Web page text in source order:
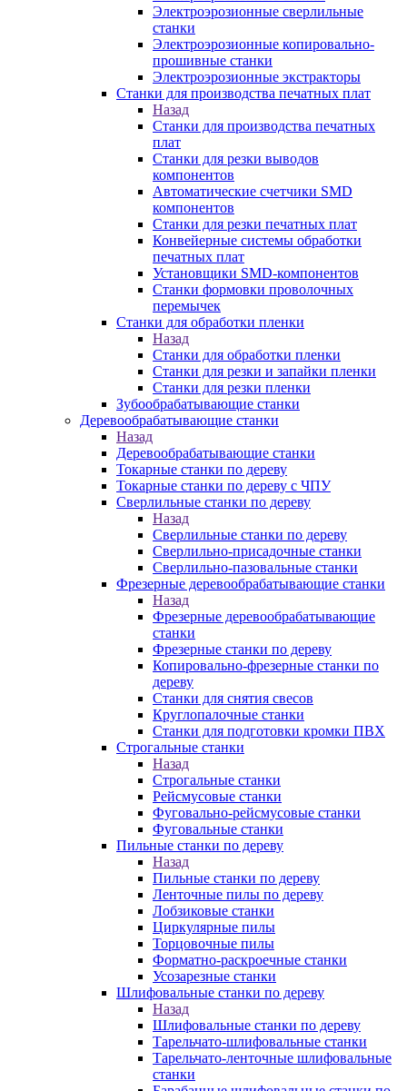
Электроэрозионные сверлильные
станки
Электроэрозионные копировально-
прошивные станки
Электроэрозионные экстракторы
Станки для производства печатных плат
Назад
Станки для производства печатных
плат
Станки для резки выводов
компонентов
Автоматические счетчики SMD
компонентов
Станки для резки печатных плат
Конвейерные системы обработки
печатных плат
Установщики SMD-компонентов
Станки формовки проволочных
перемычек
Станки для обработки пленки
Назад
Станки для обработки пленки
Станки для резки и запайки пленки
Станки для резки пленки
Зубообрабатывающие станки
Деревообрабатывающие станки
Назад
Деревообрабатывающие станки
Токарные станки по дереву
Токарные станки по дереву с ЧПУ
Сверлильные станки по дереву
Назад
Сверлильные станки по дереву
Сверлильно-присадочные станки
Сверлильно-пазовальные станки
Фрезерные деревообрабатывающие станки
Назад
Фрезерные деревообрабатывающие
станки
Фрезерные станки по дереву
Копировально-фрезерные станки по
дереву
Станки для снятия свесов
Круглопалочные станки
Станки для подготовки кромки ПВХ
Строгальные станки
Назад
Строгальные станки
Рейсмусовые станки
Фуговально-рейсмусовые станки
Фуговальные станки
Пильные станки по дереву
Назад
Пильные станки по дереву
Ленточные пилы по дереву
Лобзиковые станки
Циркулярные пилы
Торцовочные пилы
Форматно-раскроечные станки
Усозарезные станки
Шлифовальные станки по дереву
Назад
Шлифовальные станки по дереву
Тарельчато-шлифовальные станки
Тарельчато-ленточные шлифовальные
станки